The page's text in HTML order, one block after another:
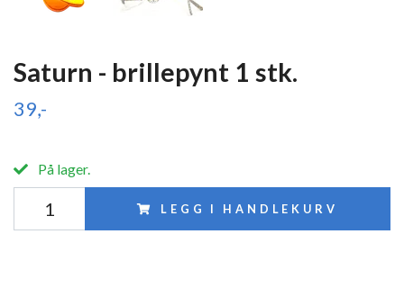
Saturn - brillepynt 1 stk.
39,-
På lager.
LEGG I HANDLEKURV